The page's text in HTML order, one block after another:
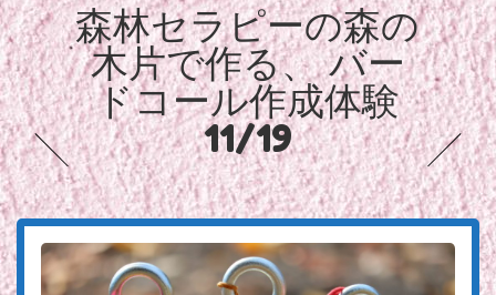
森林セラピーの森の
木片で作る、 バー
ドコール作成体験
11/19